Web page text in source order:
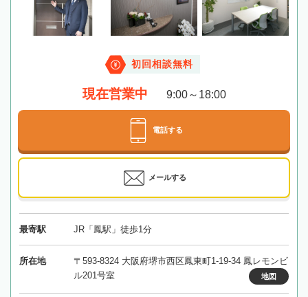
初回相談無料
現在営業中 9:00～18:00
電話する
メールする
最寄駅 JR「鳳駅」徒歩1分
所在地
〒593-8324 大阪府堺市西区鳳東町1-19-34 鳳レモンビ
ル201号室
地図